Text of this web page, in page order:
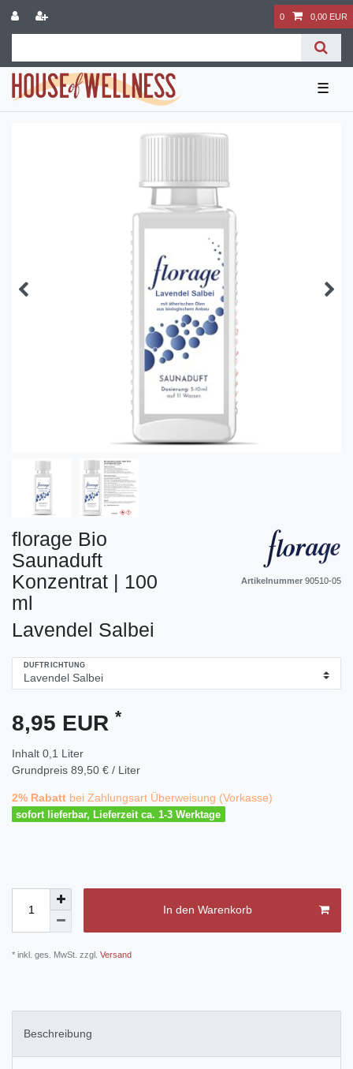
0 0,00 EUR
☰
florage Bio
Saunaduft
Konzentrat | 100
ml
Lavendel Salbei
Artikelnummer 90510-05
DUFTRICHTUNG
8,95 EUR *
Inhalt 0,1 Liter
Grundpreis 89,50 € / Liter
2% Rabatt bei Zahlungsart Überweisung (Vorkasse)
sofort lieferbar, Lieferzeit ca. 1-3 Werktage
In den Warenkorb
* inkl. ges. MwSt. zzgl. Versand
Beschreibung